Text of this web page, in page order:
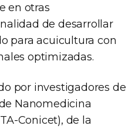
en otras
de desarrollar
para acuicultura con
optimizadas.
por investigadores de
Nanomedicina
Conicet), de la